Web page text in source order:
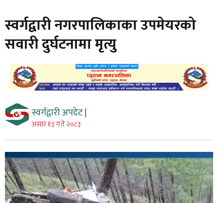
स्वर्गद्वारी नगरपालिकाका उपमेयरको
सवारी दुर्घटनामा मृत्यु
स्वर्गद्वारी अपडेट |
असार १३ गते २०८३